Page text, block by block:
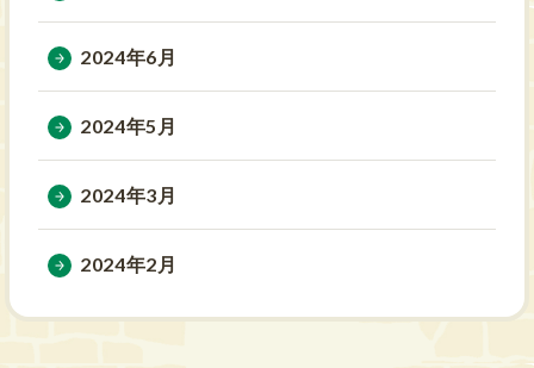
2024年6月
2024年5月
2024年3月
2024年2月